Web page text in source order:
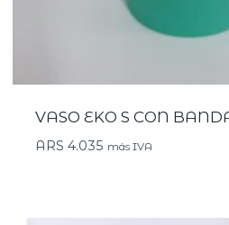
VASO EKO S CON
ARS 4.035 más IVA